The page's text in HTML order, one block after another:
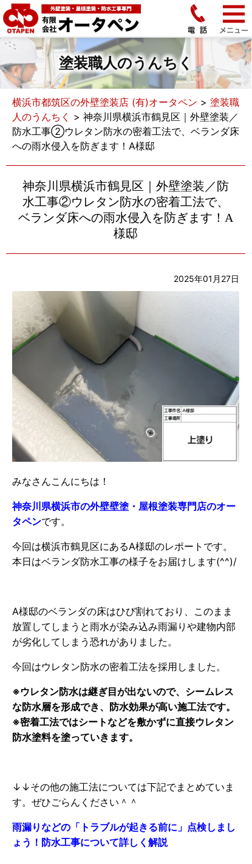
塗装職人のうんちく
横浜市都筑区の外壁塗装店 (有)オータペン > 塗装職
人のうんちく > 神奈川県横浜市鶴見区｜外壁塗装／
防水工事②ウレタン防水の密着工法で、ベランダ床
への雨水侵入を防ぎます！A様邸
神奈川県横浜市鶴見区｜外壁塗装／防
水工事②ウレタン防水の密着工法で、
ベランダ床への雨水侵入を防ぎます！A
様邸
2025年01月27日
みなさんこんにちは！
神奈川県横浜市の外壁壁塗・屋根塗装専門店のオー
タペンです。
今回は横浜市鶴見区にあるA様邸のレポートです。
本日はベランダ防水工事の様子をお届けします(^^)/
A様邸のベランダの床はひび割れており、このまま
放置してしまうと雨水が染み込み雨漏りや建物内部
が劣化してしまう恐れがありました。
今回はウレタン防水の密着工法を採用しました。
※ウレタン防水は継ぎ目が出ないので、シームレス
な防水層を形成でき、防水効果が高い施工法です。
※密着工法ではシートなどを敷かずに直接ウレタン
防水塗料を塗っていきます。
↓↓その他の施工法については下記でまとめていま
す。ぜひごらんください＾＾
雨漏りなどの「トラブルが起きる前に」点検しまし
ょう！防水工事について詳しく解説